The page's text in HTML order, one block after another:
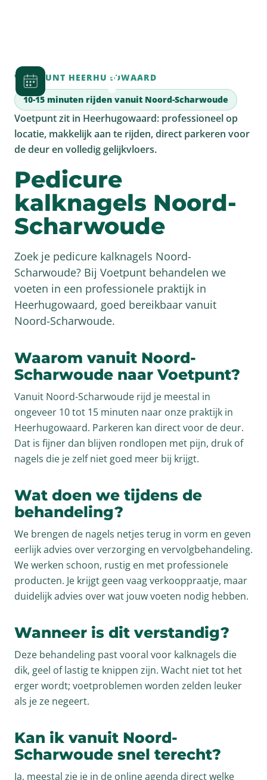
VOETPUNT HEERHUGOWAARD
10-15 minuten rijden vanuit Noord-Scharwoude
Voetpunt zit in Heerhugowaard: professioneel op
locatie, makkelijk aan te rijden, direct parkeren voor
de deur en volledig gelijkvloers.
Pedicure
kalknagels Noord-
Scharwoude
Zoek je pedicure kalknagels Noord-
Scharwoude? Bij Voetpunt behandelen we
voeten in een professionele praktijk in
Heerhugowaard, goed bereikbaar vanuit
Noord-Scharwoude.
Waarom vanuit Noord-
Scharwoude naar Voetpunt?
Vanuit Noord-Scharwoude rijd je meestal in
ongeveer 10 tot 15 minuten naar onze praktijk in
Heerhugowaard. Parkeren kan direct voor de deur.
Dat is fijner dan blijven rondlopen met pijn, druk of
nagels die je zelf niet goed meer bij krijgt.
Wat doen we tijdens de
behandeling?
We brengen de nagels netjes terug in vorm en geven
eerlijk advies over verzorging en vervolgbehandeling.
We werken schoon, rustig en met professionele
producten. Je krijgt geen vaag verkooppraatje, maar
duidelijk advies over wat jouw voeten nodig hebben.
Wanneer is dit verstandig?
Deze behandeling past vooral voor kalknagels die
dik, geel of lastig te knippen zijn. Wacht niet tot het
erger wordt; voetproblemen worden zelden leuker
als je ze negeert.
Kan ik vanuit Noord-
Scharwoude snel terecht?
Ja, meestal zie je in de online agenda direct welke